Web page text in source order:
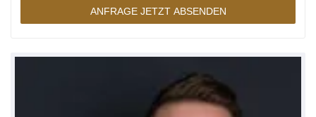
ANFRAGE JETZT ABSENDEN